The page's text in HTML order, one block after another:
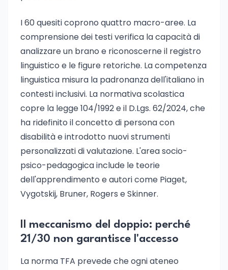
I 60 quesiti coprono quattro macro-aree. La
comprensione dei testi verifica la capacità di
analizzare un brano e riconoscerne il registro
linguistico e le figure retoriche. La competenza
linguistica misura la padronanza dell'italiano in
contesti inclusivi. La normativa scolastica
copre la legge 104/1992 e il D.Lgs. 62/2024, che
ha ridefinito il concetto di persona con
disabilità e introdotto nuovi strumenti
personalizzati di valutazione. L'area socio-
psico-pedagogica include le teorie
dell'apprendimento e autori come Piaget,
Vygotskij, Bruner, Rogers e Skinner.
Il meccanismo del doppio: perché
21/30 non garantisce l'accesso
La norma TFA prevede che ogni ateneo